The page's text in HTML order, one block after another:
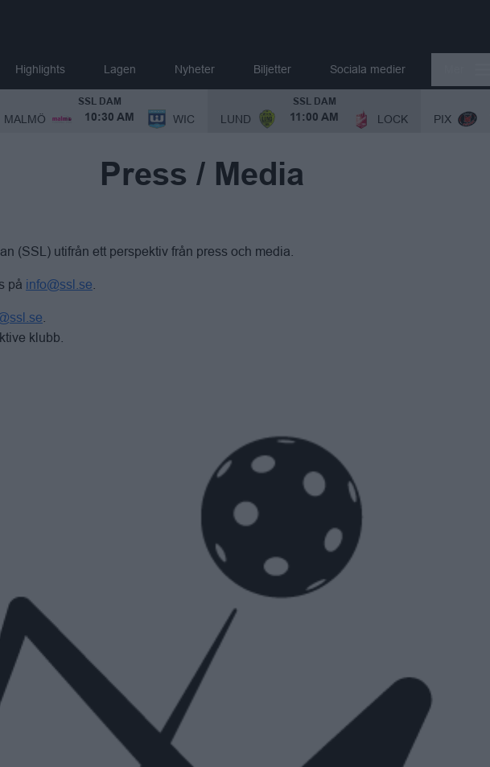
Highlights Lagen Nyheter Biljetter Sociala medier
SSL DAM
MALMÖ 10:30 AM WIC
SSL DAM
LUND 11:00 AM LOCK PIX
Press / Media
(SSL) utifrån ett perspektiv från press och media.
på info@ssl.se
klubb.